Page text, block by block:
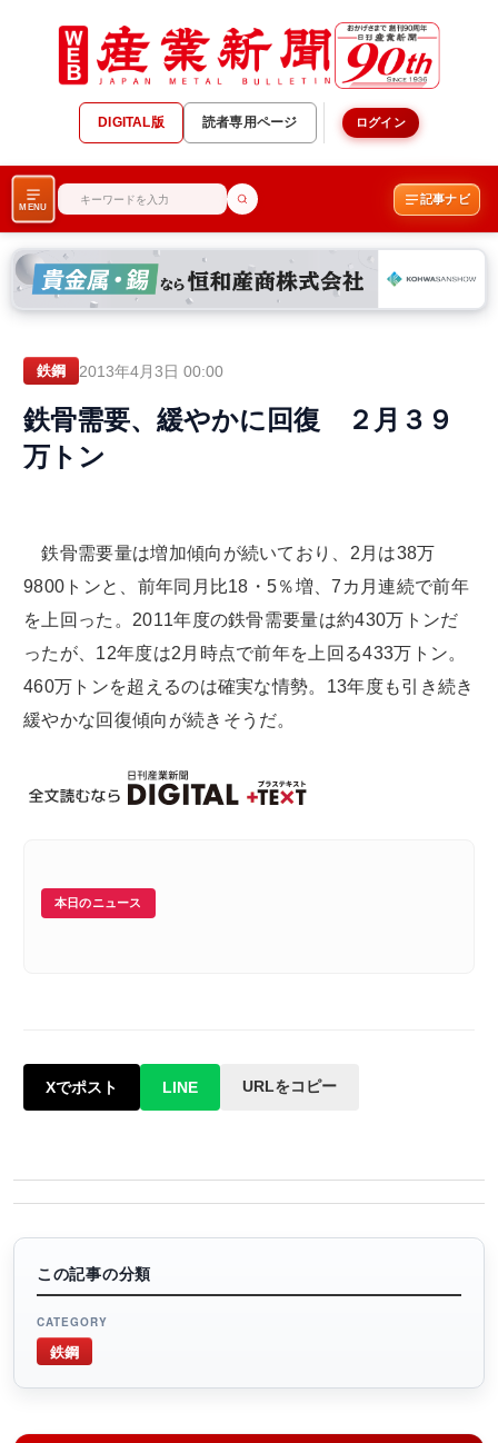
DIGITAL版 読者専用ページ ログイン
MENU
記事ナビ
鉄鋼 2013年4月3日 00:00
鉄骨需要、緩やかに回復 ２月３９
万トン
鉄骨需要量は増加傾向が続いており、2月は38万
9800トンと、前年同月比18・5％増、7カ月連続で前年
を上回った。2011年度の鉄骨需要量は約430万トンだ
ったが、12年度は2月時点で前年を上回る433万トン。
460万トンを超えるのは確実な情勢。13年度も引き続き
緩やかな回復傾向が続きそうだ。
本日のニュース
Xでポスト LINE URLをコピー
この記事の分類
CATEGORY
鉄鋼